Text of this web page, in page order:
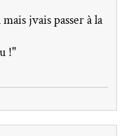
jvais passer à la
!"